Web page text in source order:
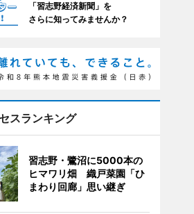
「習志野経済新聞」を
さらに知ってみませんか？
スランキング
習志野・鷺沼に5000本の
ヒマワリ畑 織戸菜園「ひ
まわり回廊」思い継ぎ